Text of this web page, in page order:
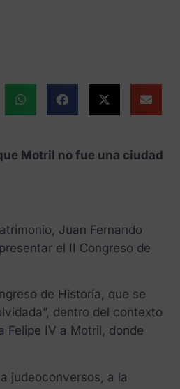
Motril no fue una ciudad
Juan Fernando
el II Congreso de
de Historia, que se
dentro del contexto
Felipe IV a Motril, donde
judeoconversos, a la